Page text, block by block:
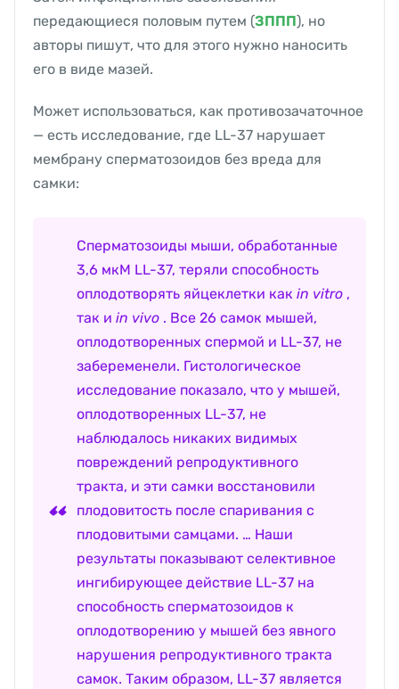
передающиеся половым путем (ЗППП), но
авторы пишут, что для этого нужно наносить
его в виде мазей.
Может использоваться, как противозачаточное
— есть исследование, где LL-37 нарушает
мембрану сперматозоидов без вреда для
самки:
Сперматозоиды мыши, обработанные
3,6 мкМ LL-37, теряли способность
оплодотворять яйцеклетки как in vitro ,
так и in vivo . Все 26 самок мышей,
оплодотворенных спермой и LL-37, не
забеременели. Гистологическое
исследование показало, что у мышей,
оплодотворенных LL-37, не
наблюдалось никаких видимых
повреждений репродуктивного
тракта, и эти самки восстановили
плодовитость после спаривания с
плодовитыми самцами. … Наши
результаты показывают селективное
ингибирующее действие LL-37 на
способность сперматозоидов к
оплодотворению у мышей без явного
нарушения репродуктивного тракта
самок. Таким образом, LL-37 является